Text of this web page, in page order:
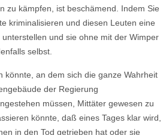
zu kämpfen, ist beschämend. Indem Sie
kriminalisieren und diesen Leuten eine
und sie ohne mit der Wimper
selbst.
an dem sich die ganze Wahrheit
der Regierung
müssen, Mittäter gewesen zu
könnte, daß eines Tages klar wird,
in den Tod getrieben hat oder sie